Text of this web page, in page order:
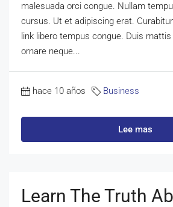
malesuada orci congue. Nullam
cursus. Ut et adipiscing erat.
link libero tempus congue. Duis
ornare neque...
hace 10 años Business
Lee mas
Learn The Truth